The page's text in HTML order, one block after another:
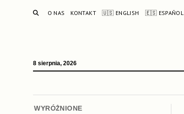
SEARCH
O NAS KONTAKT 🇺🇸 ENGLISH 🇪🇸 ESPAÑOL
8 sierpnia, 2026
WYRÓŻNIONE